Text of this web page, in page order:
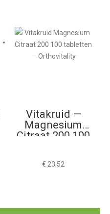
Vitakruid —
Magnesium
Citraat 200 100
€ 23,52